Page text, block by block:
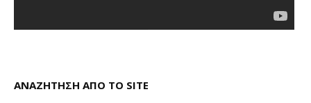
ΑΝΑΖΗΤΗΣΗ ΑΠΟ ΤΟ SITE